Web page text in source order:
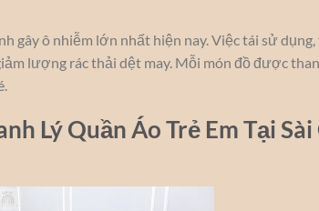
gây ô nhiễm lớn nhất hiện nay. Việc tái sử
lượng rác thải dệt may. Mỗi món đồ được
Lý Quần Áo Trẻ Em Tại Sài